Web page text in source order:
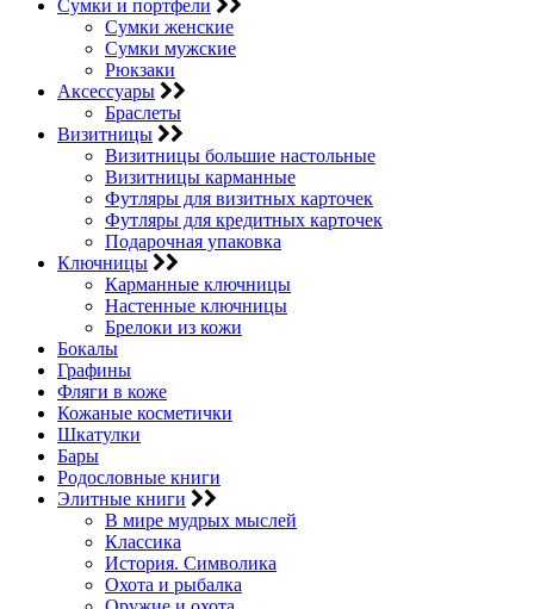
Сумки и портфели
Сумки женские
Сумки мужские
Рюкзаки
Аксессуары
Браслеты
Визитницы
Визитницы большие настольные
Визитницы карманные
Футляры для визитных карточек
Футляры для кредитных карточек
Подарочная упаковка
Ключницы
Карманные ключницы
Настенные ключницы
Брелоки из кожи
Бокалы
Графины
Фляги в коже
Кожаные косметички
Шкатулки
Бары
Родословные книги
Элитные книги
В мире мудрых мыслей
Классика
История. Символика
Охота и рыбалка